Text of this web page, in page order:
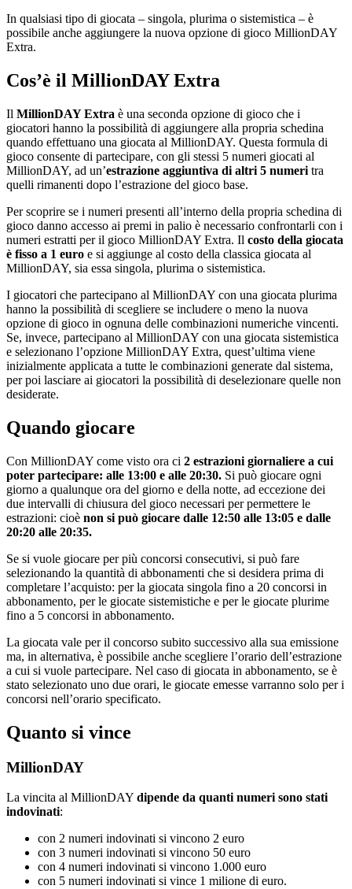
In qualsiasi tipo di giocata – singola, plurima o sistemistica – è
possibile anche aggiungere la nuova opzione di gioco MillionDAY
Extra.
Cos’è il MillionDAY Extra
Il MillionDAY Extra è una seconda opzione di gioco che i
giocatori hanno la possibilità di aggiungere alla propria schedina
quando effettuano una giocata al MillionDAY. Questa formula di
gioco consente di partecipare, con gli stessi 5 numeri giocati al
MillionDAY, ad un’estrazione aggiuntiva di altri 5 numeri tra
quelli rimanenti dopo l’estrazione del gioco base.
Per scoprire se i numeri presenti all’interno della propria schedina di
gioco danno accesso ai premi in palio è necessario confrontarli con i
numeri estratti per il gioco MillionDAY Extra. Il costo della giocata
è fisso a 1 euro e si aggiunge al costo della classica giocata al
MillionDAY, sia essa singola, plurima o sistemistica.
I giocatori che partecipano al MillionDAY con una giocata plurima
hanno la possibilità di scegliere se includere o meno la nuova
opzione di gioco in ognuna delle combinazioni numeriche vincenti.
Se, invece, partecipano al MillionDAY con una giocata sistemistica
e selezionano l’opzione MillionDAY Extra, quest’ultima viene
inizialmente applicata a tutte le combinazioni generate dal sistema,
per poi lasciare ai giocatori la possibilità di deselezionare quelle non
desiderate.
Quando giocare
Con MillionDAY come visto ora ci 2 estrazioni giornaliere a cui
poter partecipare: alle 13:00 e alle 20:30. Si può giocare ogni
giorno a qualunque ora del giorno e della notte, ad eccezione dei
due intervalli di chiusura del gioco necessari per permettere le
estrazioni: cioè non si può giocare dalle 12:50 alle 13:05 e dalle
20:20 alle 20:35.
Se si vuole giocare per più concorsi consecutivi, si può fare
selezionando la quantità di abbonamenti che si desidera prima di
completare l’acquisto: per la giocata singola fino a 20 concorsi in
abbonamento, per le giocate sistemistiche e per le giocate plurime
fino a 5 concorsi in abbonamento.
La giocata vale per il concorso subito successivo alla sua emissione
ma, in alternativa, è possibile anche scegliere l’orario dell’estrazione
a cui si vuole partecipare. Nel caso di giocata in abbonamento, se è
stato selezionato uno due orari, le giocate emesse varranno solo per i
concorsi nell’orario specificato.
Quanto si vince
MillionDAY
La vincita al MillionDAY dipende da quanti numeri sono stati
indovinati:
con 2 numeri indovinati si vincono 2 euro
con 3 numeri indovinati si vincono 50 euro
con 4 numeri indovinati si vincono 1.000 euro
con 5 numeri indovinati si vince 1 milione di euro.